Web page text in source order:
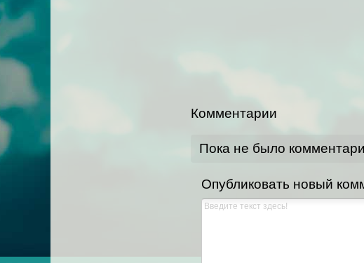
Комментарии
Пока не было
Опубликовать новый